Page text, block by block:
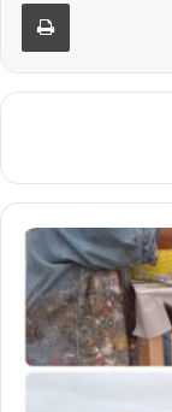
À Azemmour,
révolution verte !
Les jeunes ? En
Latifa Zhouri, qui
une fièvre
explosé dans une
ici, sous les cris
climatique.
Un bilan à couper
ne font plus